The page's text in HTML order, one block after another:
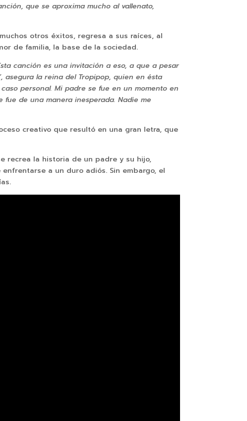
que se aproxima mucho al vallenato,
otros éxitos, regresa a sus raíces, al
de familia, la base de la sociedad.
canción es una invitación a eso, a que a pesar
asegura la reina del Tropipop, quien en ésta
personal. Mi padre se fue en un momento en
de una manera inesperada. Nadie me
creativo que resultó en una gran letra, que
recrea la historia de un padre y su hijo,
a un duro adiós. Sin embargo, el